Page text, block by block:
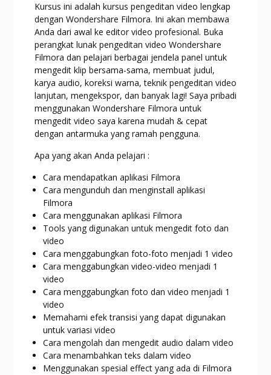
Kursus ini adalah kursus pengeditan video lengkap
dengan Wondershare Filmora. Ini akan membawa
Anda dari awal ke editor video profesional. Buka
perangkat lunak pengeditan video Wondershare
Filmora dan pelajari berbagai jendela panel untuk
mengedit klip bersama-sama, membuat judul,
karya audio, koreksi warna, teknik pengeditan video
lanjutan, mengekspor, dan banyak lagi! Saya pribadi
menggunakan Wondershare Filmora untuk
mengedit video saya karena mudah & cepat
dengan antarmuka yang ramah pengguna.
Apa yang akan Anda pelajari :
Cara mendapatkan aplikasi Filmora
Cara mengunduh dan menginstall aplikasi
Filmora
Cara menggunakan aplikasi Filmora
Tools yang digunakan untuk mengedit foto dan
video
Cara menggabungkan foto-foto menjadi 1 video
Cara menggabungkan video-video menjadi 1
video
Cara menggabungkan foto dan video menjadi 1
video
Memahami efek transisi yang dapat digunakan
untuk variasi video
Cara mengolah dan mengedit audio dalam video
Cara menambahkan teks dalam video
Menggunakan spesial effect yang ada di Filmora